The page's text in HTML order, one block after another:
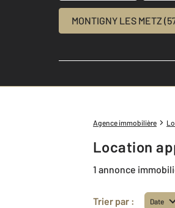
MONTIGNY LES METZ
Agence immobilière
Location
1 annonce
Trier par : Date